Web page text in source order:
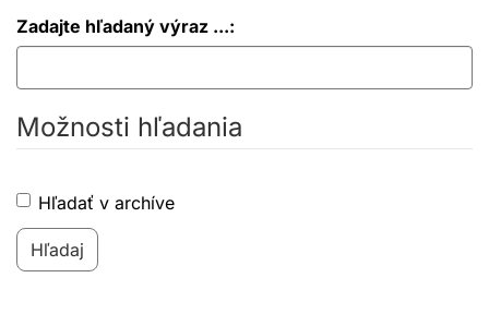
Zadajte hľadaný výraz ...:
Možnosti hľadania
Hľadať v archíve